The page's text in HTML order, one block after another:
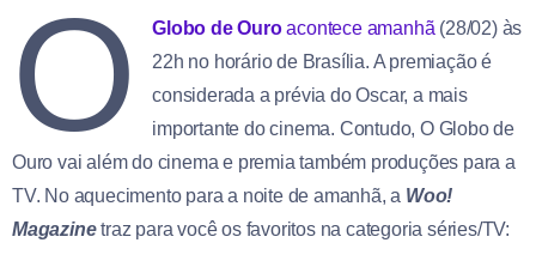
O Globo de Ouroacontece amanhã (28/02) às
22h no horário de Brasília. A premiação é
considerada a prévia do Oscar, a mais
importante do cinema. Contudo, O Globo de
Ouro vai além do cinema e premia também produções para a
TV. No aquecimento para a noite de amanhã, a Woo!
Magazinetraz para você os favoritos na categoria séries/TV: